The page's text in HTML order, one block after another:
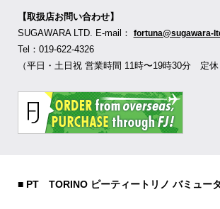
【取扱店お問い合わせ】
SUGAWARA LTD. E-mail： fortuna@sugawara-
Tel：019-622-4326
（平日・土日祝 営業時間 11時〜19時30分 定休
■ PT TORINO ピーティートリノ バミュー